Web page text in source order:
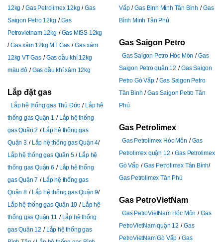
12kg
Gas Petrolimex 12kg
Gas
Saigon Petro 12kg
Gas
Petrovietnam 12kg
Gas MISS 12kg
Gas xám 12kg MT Gas
Gas xám
12kg VT Gas
Gas dầu khí 12kg
màu đỏ
Gas dầu khí xám 12kg
Lắp đặt gas
Lắp hệ thống gas Thủ Đức
Lắp hệ
thống gas Quận 1
Lắp hệ thống
gas Quận 2
Lắp hệ thống gas
Quận 3
Lắp hệ thống gas Quận 4
Lắp hệ thống gas Quận 5
Lắp hệ
thống gas Quận 6
Lắp hệ thống
gas Quận 7
Lắp hệ thống gas
Quận 8
Lắp hệ thống gas Quận 9
Lắp hệ thống gas Quận 10
Lắp hệ
thống gas Quận 11
Lắp hệ thống
gas Quận 12
Lắp hệ thống gas
Vấp
Gas Bình Minh Tân Bình
Gas
Bình Minh Tân Phú
Gas Saigon Petro
Gas Saigon Petro Hóc Môn
Gas
Saigon Petro quận 12
Gas Saigon
Petro Gò Vấp
Gas Saigon Petro
Tân Bình
Gas Saigon Petro Tân
Phú
Gas Petrolimex
Gas Petrolimex Hóc Môn
Gas
Petrolimex quận 12
Gas Petrolimex
Gò Vấp
Gas Petrolimex Tân Bình
Gas Petrolimex Tân Phú
Gas PetroVietNam
Gas PetroVietNam Hóc Môn
Gas
PetroVietNam quận 12
Gas
PetroVietNam Gò Vấp
Gas